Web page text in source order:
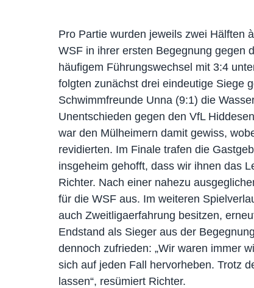
Pro Partie wurden jeweils zwei Hälften
WSF in ihrer ersten Begegnung gegen
häufigem Führungswechsel mit 3:4
folgten zunächst drei eindeutige Siege
Schwimmfreunde Unna (9:1) die
Unentschieden gegen den VfL
war den Mülheimern damit gewiss,
revidierten. Im Finale trafen die
insgeheim gehofft, dass wir ihnen das
Richter. Nach einer nahezu
für die WSF aus. Im weiteren
auch Zweitligaerfahrung besitzen,
Endstand als Sieger aus der
dennoch zufrieden: „Wir waren immer
sich auf jeden Fall hervorheben. Trotz
lassen“, resümiert Richter.